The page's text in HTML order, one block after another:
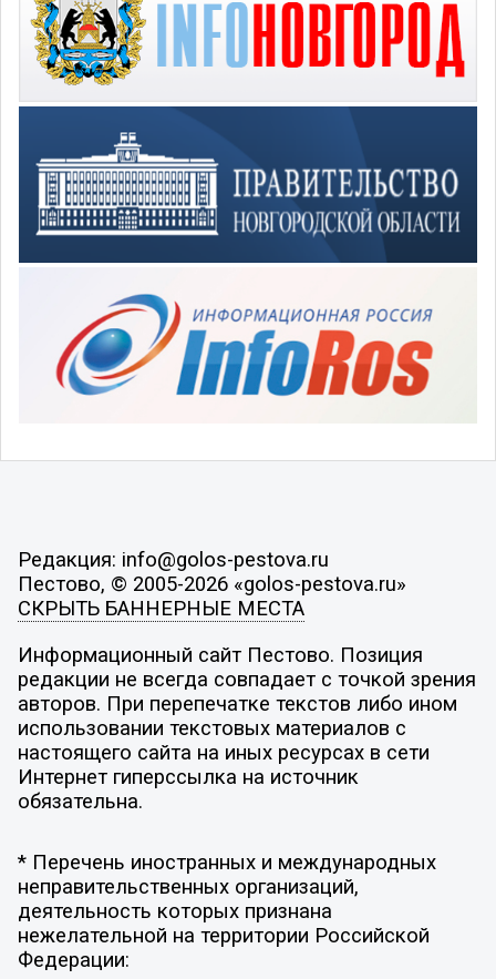
Редакция: info@golos-pestova.ru
Пестово, © 2005-2026 «golos-pestova.ru»
СКРЫТЬ БАННЕРНЫЕ МЕСТА
Информационный сайт Пестово. Позиция
редакции не всегда совпадает с точкой зрения
авторов. При перепечатке текстов либо ином
использовании текстовых материалов с
настоящего сайта на иных ресурсах в сети
Интернет гиперссылка на источник
обязательна.
* Перечень иностранных и международных
неправительственных организаций,
деятельность которых признана
нежелательной на территории Российской
Федерации: